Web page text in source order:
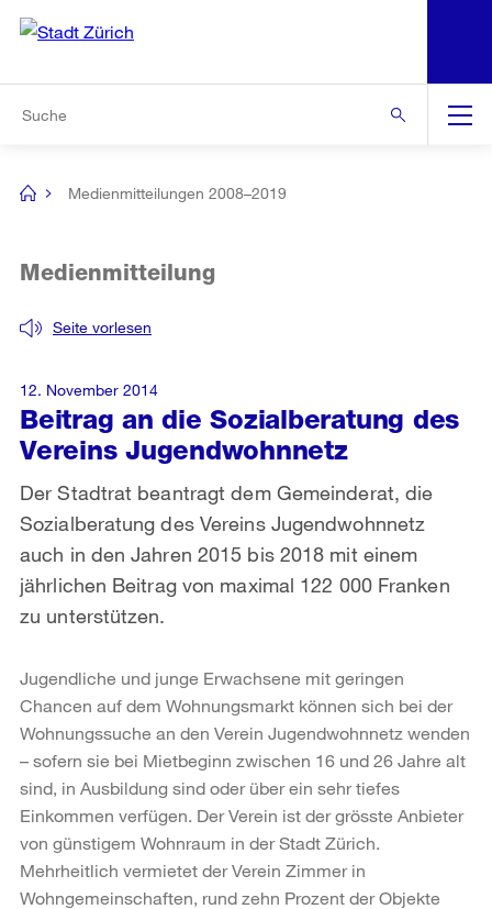
Navigation
[no
Medienmitteilungen 2008–2019
Beitrag an die Sozialberatung des
Vereins Jugendwohnnetz
Seite vorlesen
Medienmitteilung
Der Stadtrat beantragt dem Gemeinderat, die
Sozialberatung des Vereins Jugendwohnnetz
auch in den Jahren 2015 bis 2018 mit einem
jährlichen Beitrag von maximal 122 000 Franken
zu unterstützen.
12. November 2014
Jugendliche und junge Erwachsene mit geringen
Chancen auf dem Wohnungsmarkt können sich bei der
Wohnungssuche an den Verein Jugendwohnnetz wenden
– sofern sie bei Mietbeginn zwischen 16 und 26 Jahre alt
sind, in Ausbildung sind oder über ein sehr tiefes
Einkommen verfügen. Der Verein ist der grösste Anbieter
von günstigem Wohnraum in der Stadt Zürich.
Mehrheitlich vermietet der Verein Zimmer in
Wohngemeinschaften, rund zehn Prozent der Objekte